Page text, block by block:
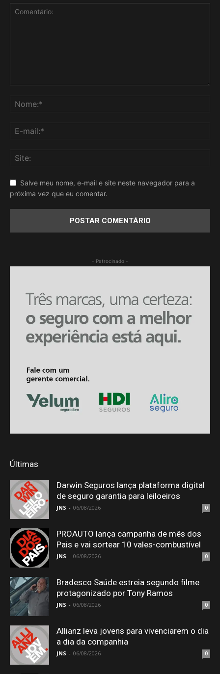
Salve meu nome, e-mail e site neste navegador para a
próxima vez que eu comentar.
- Patrocinado -
Últimas
Darwin Seguros lança plataforma digital
de seguro garantia para leiloeiros
JNS - 06/08/2026 0
PROAUTO lança campanha de mês dos
Pais e vai sortear 10 vales-combustível
JNS - 06/08/2026 0
Bradesco Saúde estreia segundo filme
protagonizado por Tony Ramos
JNS - 06/08/2026 0
Allianz leva jovens para vivenciarem o dia
a dia da companhia
JNS - 06/08/2026 0